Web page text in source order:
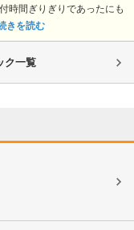
時間ぎりぎりであったにも
きを読む
ク一覧